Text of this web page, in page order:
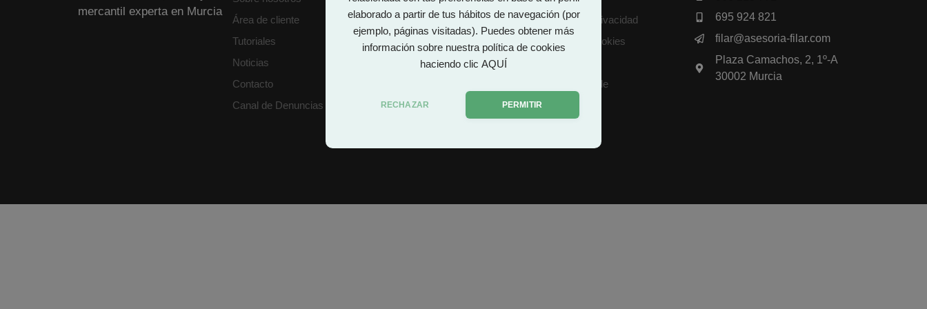
elaborado a partir de tus hábitos de navegación (por
ejemplo, páginas visitadas). Puedes obtener más
información sobre nuestra política de cookies
haciendo clic AQUÍ
RECHAZAR PERMITIR
mercantil experta en Murcia
Área de cliente
Tutoriales
Noticias
Contacto
Canal de Denuncias
Asesoramiento Fiscal
Asesoramiento Mercantil
Política de Privacidad
Política de cookies
Declaración de
Accesibilidad
695 924 821
filar@asesoria-filar.com
Plaza Camachos, 2, 1º-A
30002 Murcia